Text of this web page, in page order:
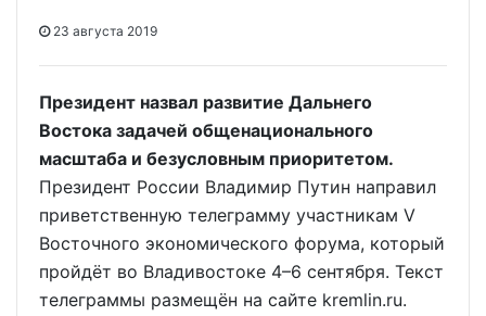
23 августа 2019
Президент назвал развитие Дальнего
Востока задачей общенационального
масштаба и безусловным приоритетом.
Президент России Владимир Путин направил
приветственную телеграмму участникам V
Восточного экономического форума, который
пройдёт во Владивостоке 4–6 сентября. Текст
телеграммы размещён на сайте kremlin.ru.